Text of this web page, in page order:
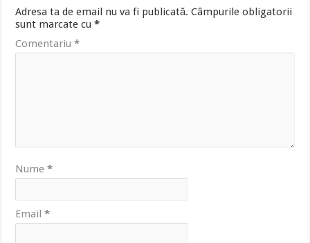
Adresa ta de email nu va fi publicată. Câmpurile obligatorii
sunt marcate cu*
Comentariu*
Nume*
Email*